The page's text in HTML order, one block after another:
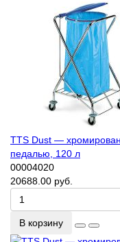
TTS Dust —
педалью, 120 л
00004020
20688.00 руб.
В корзину